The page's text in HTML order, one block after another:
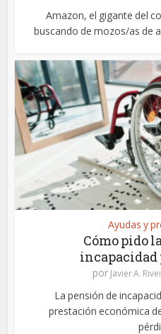
Amazon, el gigante del
buscando de mozos/as de
Ayudas y
Cómo pido
por Javier A.
La pensión de
prestación económica